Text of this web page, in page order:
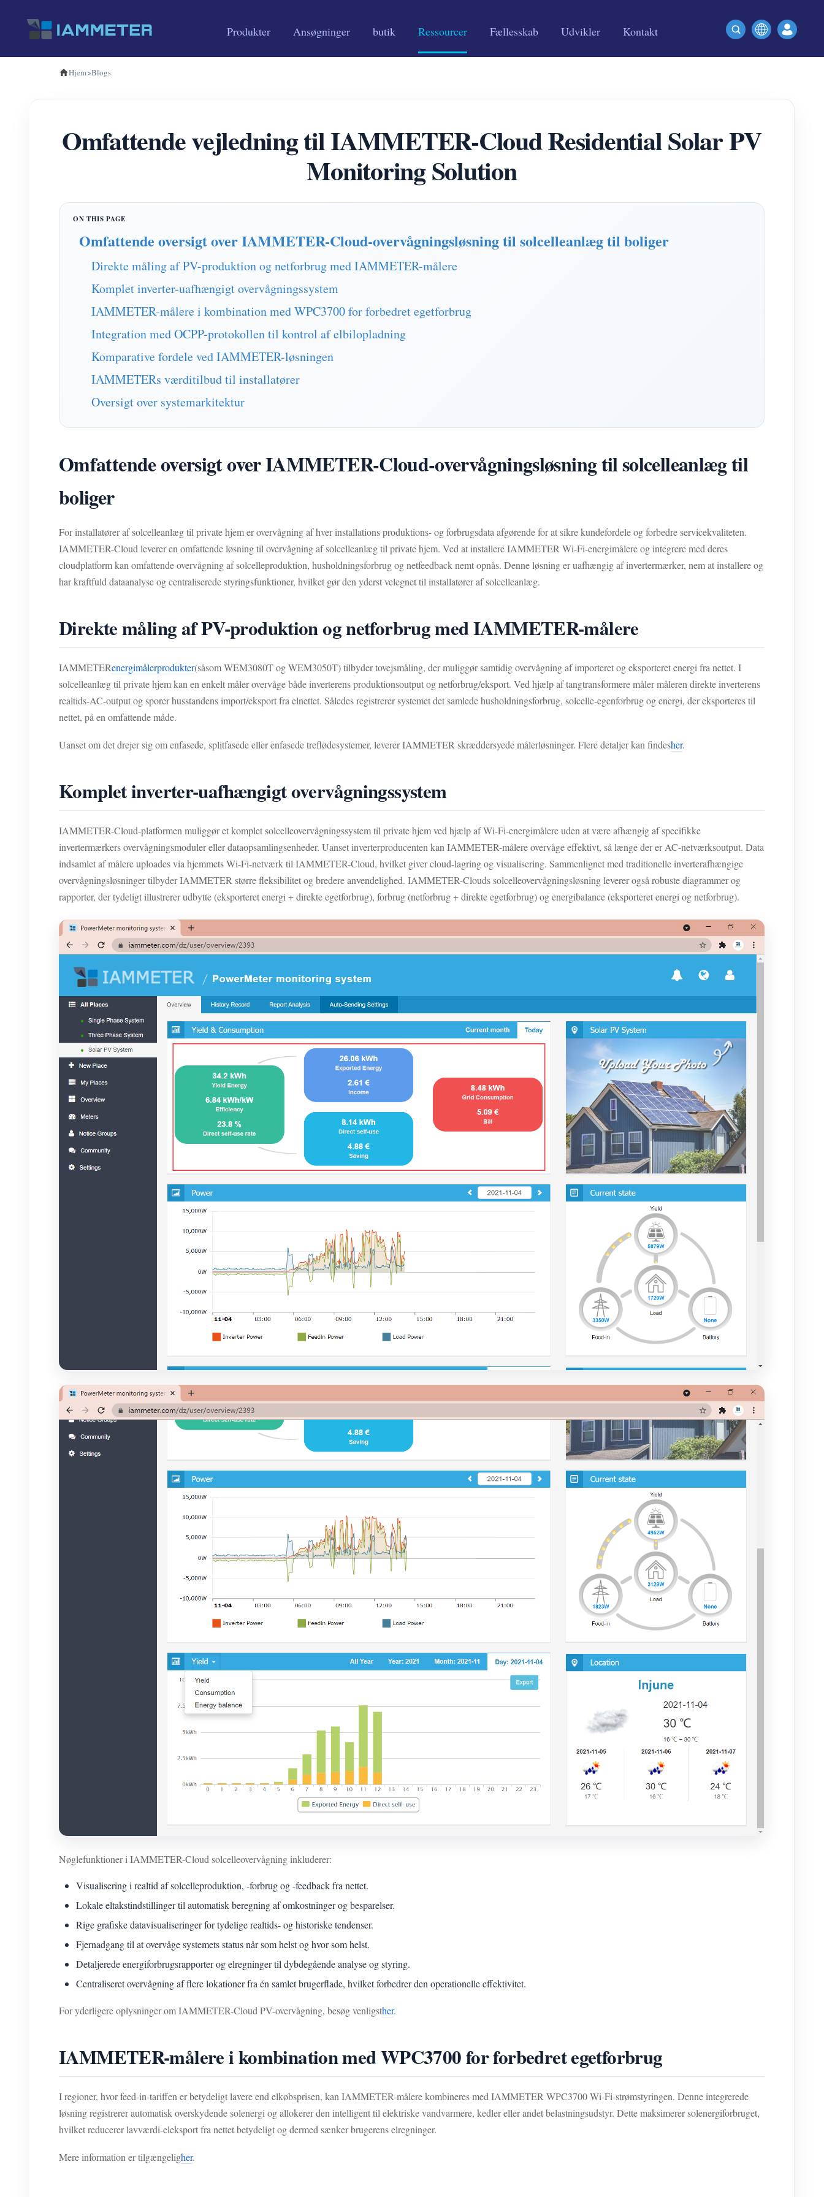
Produkter Ansøgninger butik Ressourcer Fællesskab Udvikler Kontakt
Hjem>Blogs
Omfattende vejledning til IAMMETER-Cloud Residential Solar PV
Monitoring Solution
Omfattende oversigt over IAMMETER-Cloud-overvågningsløsning til solcelleanlæg til boliger
Direkte måling af PV-produktion og netforbrug med IAMMETER-målere
Komplet inverter-uafhængigt overvågningssystem
IAMMETER-målere i kombination med WPC3700 for forbedret egetforbrug
Integration med OCPP-protokollen til kontrol af elbilopladning
Komparative fordele ved IAMMETER-løsningen
IAMMETERs værditilbud til installatører
Oversigt over systemarkitektur
Omfattende oversigt over IAMMETER-Cloud-overvågningsløsning til solcelleanlæg til
boliger
For installatører af solcelleanlæg til private hjem er overvågning af hver installations produktions- og forbrugsdata afgørende for at sikre kundefordele og forbedre servicekvaliteten.
IAMMETER-Cloud leverer en omfattende løsning til overvågning af solcelleanlæg til private hjem. Ved at installere IAMMETER Wi-Fi-energimålere og integrere med deres
cloudplatform kan omfattende overvågning af solcelleproduktion, husholdningsforbrug og netfeedback nemt opnås. Denne løsning er uafhængig af invertermærker, nem at installere og
har kraftfuld dataanalyse og centraliserede styringsfunktioner, hvilket gør den yderst velegnet til installatører af solcelleanlæg.
Direkte måling af PV-produktion og netforbrug med IAMMETER-målere
IAMMETERenergimålerprodukter(såsom WEM3080T og WEM3050T) tilbyder tovejsmåling, der muliggør samtidig overvågning af importeret og eksporteret energi fra nettet. I
solcelleanlæg til private hjem kan en enkelt måler overvåge både inverterens produktionsoutput og netforbrug/eksport. Ved hjælp af tangtransformere måler måleren direkte inverterens
realtids-AC-output og sporer husstandens import/eksport fra elnettet. Således registrerer systemet det samlede husholdningsforbrug, solcelle-egenforbrug og energi, der eksporteres til
nettet, på en omfattende måde.
Uanset om det drejer sig om enfasede, splitfasede eller enfasede treflødesystemer, leverer IAMMETER skræddersyede målerløsninger. Flere detaljer kan findesher.
Komplet inverter-uafhængigt overvågningssystem
IAMMETER-Cloud-platformen muliggør et komplet solcelleovervågningssystem til private hjem ved hjælp af Wi-Fi-energimålere uden at være afhængig af specifikke
invertermærkers overvågningsmoduler eller dataopsamlingsenheder. Uanset inverterproducenten kan IAMMETER-målere overvåge effektivt, så længe der er AC-netværksoutput. Data
indsamlet af målere uploades via hjemmets Wi-Fi-netværk til IAMMETER-Cloud, hvilket giver cloud-lagring og visualisering. Sammenlignet med traditionelle inverterafhængige
overvågningsløsninger tilbyder IAMMETER større fleksibilitet og bredere anvendelighed. IAMMETER-Clouds solcelleovervågningsløsning leverer også robuste diagrammer og
rapporter, der tydeligt illustrerer udbytte (eksporteret energi + direkte egetforbrug), forbrug (netforbrug + direkte egetforbrug) og energibalance (eksporteret energi og netforbrug).
Nøglefunktioner i IAMMETER-Cloud solcelleovervågning inkluderer:
Visualisering i realtid af solcelleproduktion, -forbrug og -feedback fra nettet.
Lokale eltakstindstillinger til automatisk beregning af omkostninger og besparelser.
Rige grafiske datavisualiseringer for tydelige realtids- og historiske tendenser.
Fjernadgang til at overvåge systemets status når som helst og hvor som helst.
Detaljerede energiforbrugsrapporter og elregninger til dybdegående analyse og styring.
Centraliseret overvågning af flere lokationer fra én samlet brugerflade, hvilket forbedrer den operationelle effektivitet.
For yderligere oplysninger om IAMMETER-Cloud PV-overvågning, besøg venligsther.
IAMMETER-målere i kombination med WPC3700 for forbedret egetforbrug
I regioner, hvor feed-in-tariffen er betydeligt lavere end elkøbsprisen, kan IAMMETER-målere kombineres med IAMMETER WPC3700 Wi-Fi-strømstyringen. Denne integrerede
løsning registrerer automatisk overskydende solenergi og allokerer den intelligent til elektriske vandvarmere, kedler eller andet belastningsudstyr. Dette maksimerer solenergiforbruget,
hvilket reducerer lavværdi-eleksport fra nettet betydeligt og dermed sænker brugerens elregninger.
Mere information er tilgængeligher.